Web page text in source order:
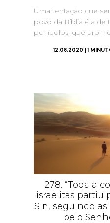
Uma tentação que
povo da Bíblia é a de
por ídolos, que
12.08.2020 | 1
278. “Toda a
israelitas partiu
Sin, seguindo
pelo